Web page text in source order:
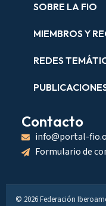
SOBRE LA FIO
MIEMBROS Y
REDES
Contacto
info@portal-
Formulario de
© 2026 Federación